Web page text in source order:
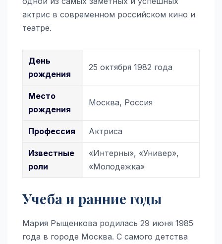
актрис в современном российском кино и
театре.
День
рождения
25 октября 1982 года
Место
рождения
Москва, Россия
Профессия Актриса
Известные
роли
«Интерны», «Универ»,
«Молодежка»
Учеба и ранние годы
Мария Рыщенкова родилась 29 июня 1985
года в городе Москва. С самого детства